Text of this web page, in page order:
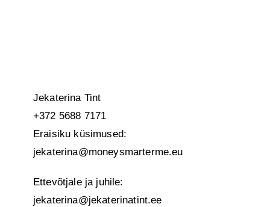
Jekaterina Tint
+372 5688 7171
Eraisiku küsimused:
jekaterina@moneysmarterme.eu
Ettevõtjale ja juhile:
jekaterina@jekaterinatint.ee